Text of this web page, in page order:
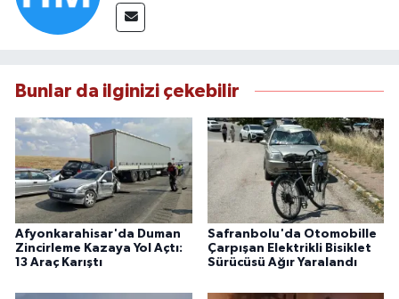
Bunlar da ilginizi çekebilir
Afyonkarahisar'da Duman
Zincirleme Kazaya Yol Açtı:
13 Araç Karıştı
Safranbolu'da Otomobille
Çarpışan Elektrikli Bisiklet
Sürücüsü Ağır Yaralandı